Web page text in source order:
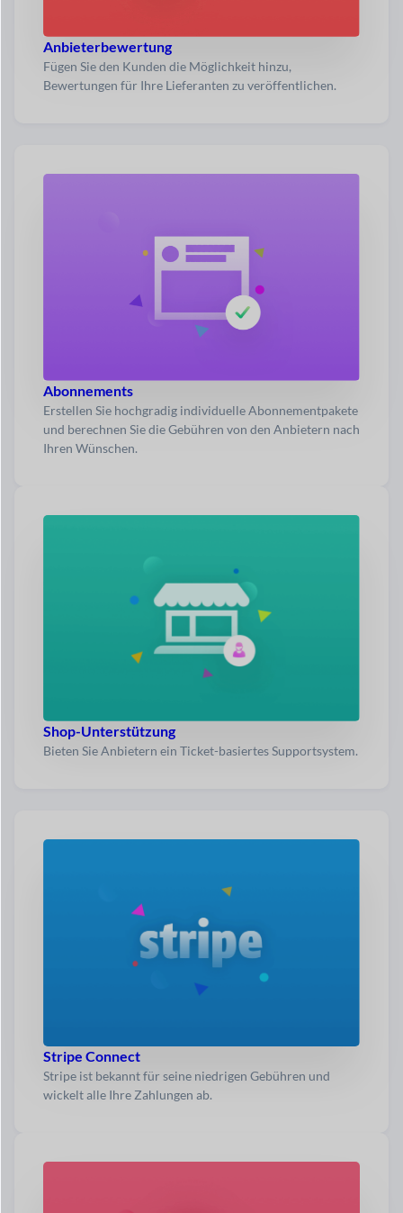
Anbieterbewertung
Fügen Sie den Kunden die Möglichkeit hinzu,
Bewertungen für Ihre Lieferanten zu veröffentlichen.
Abonnements
Erstellen Sie hochgradig individuelle Abonnementpakete
und berechnen Sie die Gebühren von den Anbietern nach
Ihren Wünschen.
Shop-Unterstützung
Bieten Sie Anbietern ein Ticket-basiertes Supportsystem.
Stripe Connect
Stripe ist bekannt für seine niedrigen Gebühren und
wickelt alle Ihre Zahlungen ab.